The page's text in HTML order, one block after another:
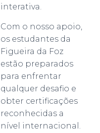
interativa.
Com o nosso apoio,
os estudantes da
Figueira da Foz
estão preparados
para enfrentar
qualquer desafio e
obter certificações
reconhecidas a
nível internacional.